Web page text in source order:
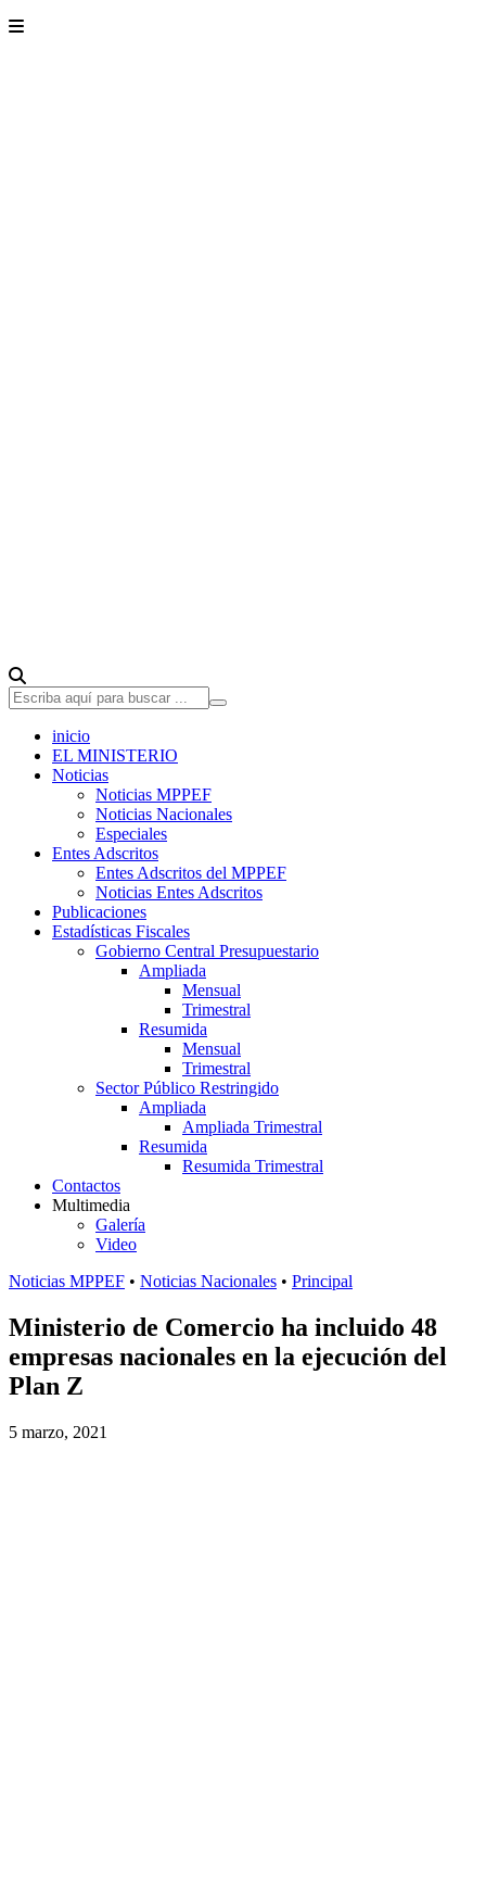
inicio
EL MINISTERIO
Noticias
Noticias MPPEF
Noticias Nacionales
Especiales
Entes Adscritos
Entes Adscritos del MPPEF
Noticias Entes Adscritos
Publicaciones
Estadísticas Fiscales
Gobierno Central Presupuestario
Ampliada
Mensual
Trimestral
Resumida
Mensual
Trimestral
Sector Público Restringido
Ampliada
Ampliada Trimestral
Resumida
Resumida Trimestral
Contactos
Multimedia
Galería
Video
Noticias MPPEF • Noticias Nacionales • Principal
Ministerio de Comercio ha incluido 48
empresas nacionales en la ejecución del
Plan Z
5 marzo, 2021